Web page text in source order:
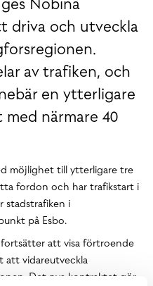
driva och utveckla
av trafiken, och
en ytterligare
närmare 40
möjlighet till ytterligare tre
fordon och har trafikstart i
stadstrafiken i
på Esbo.
fortsätter att visa förtroende
att vidareutveckla
Det nya kontraktet gör